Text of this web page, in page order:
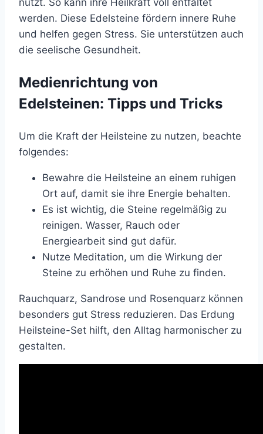
werden. Diese Edelsteine fördern innere Ruhe
und helfen gegen Stress. Sie unterstützen auch
die seelische Gesundheit.
Medienrichtung von
Edelsteinen: Tipps und Tricks
Um die Kraft der Heilsteine zu nutzen, beachte
folgendes:
Bewahre die Heilsteine an einem ruhigen
Ort auf, damit sie ihre Energie behalten.
Es ist wichtig, die Steine regelmäßig zu
reinigen. Wasser, Rauch oder
Energiearbeit sind gut dafür.
Nutze Meditation, um die Wirkung der
Steine zu erhöhen und Ruhe zu finden.
Rauchquarz, Sandrose und Rosenquarz können
besonders gut Stress reduzieren. Das Erdung
Heilsteine-Set hilft, den Alltag harmonischer zu
gestalten.